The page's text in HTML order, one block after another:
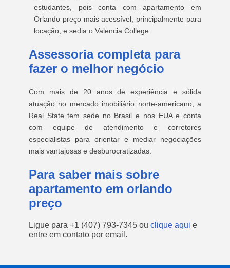
estudantes, pois conta com apartamento em
Orlando preço mais acessível, principalmente para
locação, e sedia o Valencia College.
Assessoria completa para
fazer o melhor negócio
Com mais de 20 anos de experiência e sólida
atuação no mercado imobiliário norte-americano, a
Real State tem sede no Brasil e nos EUA e conta
com equipe de atendimento e corretores
especialistas para orientar e mediar negociações
mais vantajosas e desburocratizadas.
Para saber mais sobre
apartamento em orlando
preço
Ligue para +1 (407) 793-7345 ou clique aqui e
entre em contato por email.